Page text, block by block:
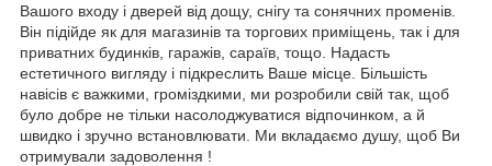
Вашого входу і дверей від дощу, снігу та сонячних променів.
Він підійде як для магазинів та торгових приміщень, так і для
приватних будинків, гаражів, сараїв, тощо. Надасть
естетичного вигляду і підкреслить Ваше місце. Більшість
навісів є важкими, громіздкими, ми розробили свій так, щоб
було добре не тільки насолоджуватися відпочинком, а й
швидко і зручно встановлювати. Ми вкладаємо душу, щоб Ви
отримували задоволення !